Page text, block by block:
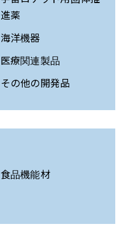
進薬
海洋機器
医療関連製品
その他の開発品
食品機能材